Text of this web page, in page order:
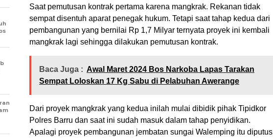
Saat pemutusan kontrak pertama karena mangkrak. Rekanan tidak
sempat disentuh aparat penegak hukum. Tetapi saat tahap kedua dari
pembangunan yang bernilai Rp 1,7 Milyar ternyata proyek ini kembali
mangkrak lagi sehingga dilakukan pemutusan kontrak.
Baca Juga : Awal Maret 2024 Bos Narkoba Lapas Tarakan
Sempat Loloskan 17 Kg Sabu di Pelabuhan Awerange
Dari proyek mangkrak yang kedua inilah mulai dibidik pihak Tipidkor
Polres Barru dan saat ini sudah masuk dalam tahap penyidikan.
Apalagi proyek pembangunan jembatan sungai Walemping itu diputus